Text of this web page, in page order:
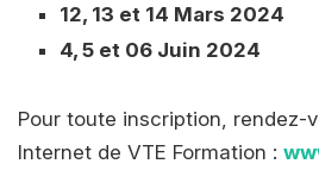
12, 13 et 14 Mars 2024
4, 5 et 06 Juin 2024
Pour toute inscription, rendez-
Internet de VTE Formation :